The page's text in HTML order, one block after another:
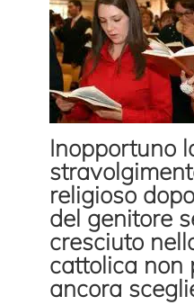
Inopportuno
religioso
del genitore
cresciuto
cattolica non
ancora